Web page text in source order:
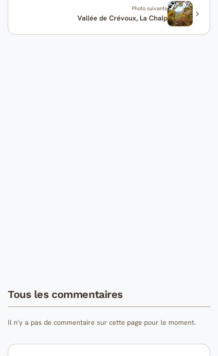
Photo suivante
Vallée de Crévoux, La Chalp
Tous les commentaires
Il n'y a pas de commentaire sur cette page pour le moment.